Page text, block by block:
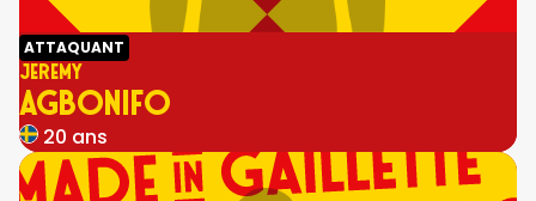
ATTAQUANT
JEREMY
AGBONIFO
20 ans